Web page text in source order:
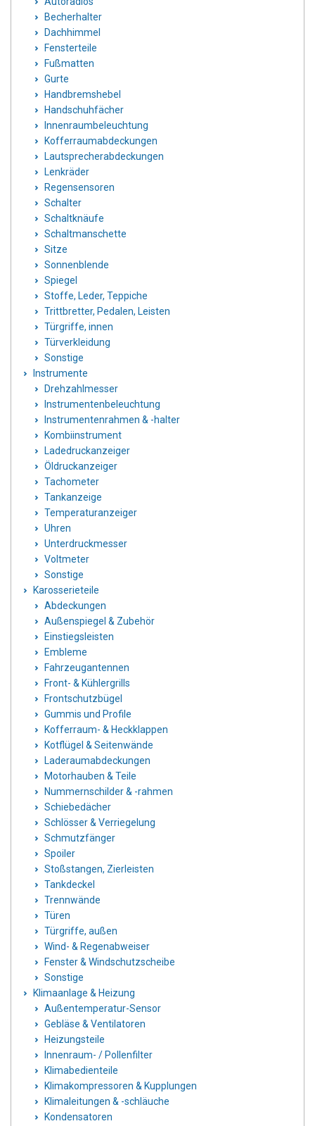
Becherhalter
Dachhimmel
Fensterteile
Fußmatten
Gurte
Handbremshebel
Handschuhfächer
Innenraumbeleuchtung
Kofferraumabdeckungen
Lautsprecherabdeckungen
Lenkräder
Regensensoren
Schalter
Schaltknäufe
Schaltmanschette
Sitze
Sonnenblende
Spiegel
Stoffe, Leder, Teppiche
Trittbretter, Pedalen, Leisten
Türgriffe, innen
Türverkleidung
Sonstige
Instrumente
Drehzahlmesser
Instrumentenbeleuchtung
Instrumentenrahmen & -halter
Kombiinstrument
Ladedruckanzeiger
Öldruckanzeiger
Tachometer
Tankanzeige
Temperaturanzeiger
Uhren
Unterdruckmesser
Voltmeter
Sonstige
Karosserieteile
Abdeckungen
Außenspiegel & Zubehör
Einstiegsleisten
Embleme
Fahrzeugantennen
Front- & Kühlergrills
Frontschutzbügel
Gummis und Profile
Kofferraum- & Heckklappen
Kotflügel & Seitenwände
Laderaumabdeckungen
Motorhauben & Teile
Nummernschilder & -rahmen
Schiebedächer
Schlösser & Verriegelung
Schmutzfänger
Spoiler
Stoßstangen, Zierleisten
Tankdeckel
Trennwände
Türen
Türgriffe, außen
Wind- & Regenabweiser
Fenster & Windschutzscheibe
Sonstige
Klimaanlage & Heizung
Außentemperatur-Sensor
Gebläse & Ventilatoren
Heizungsteile
Innenraum- / Pollenfilter
Klimabedienteile
Klimakompressoren & Kupplungen
Klimaleitungen & -schläuche
Kondensatoren